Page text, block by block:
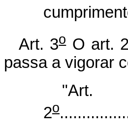
Art. 3oO art.
passa a vigorar
"Art.
2o